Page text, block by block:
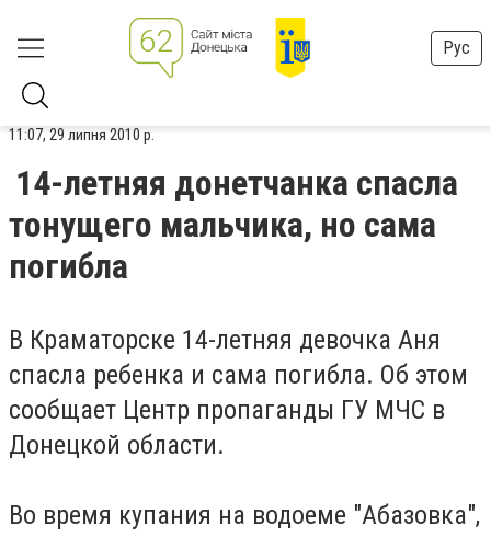
Рус
11:07, 29 липня 2010 р.
14-летняя донетчанка спасла
тонущего мальчика, но сама
погибла
В Краматорске 14-летняя девочка Аня
спасла ребенка и сама погибла. Об этом
сообщает Центр пропаганды ГУ МЧС в
Донецкой области.
Во время купания на водоеме "Абазовка",